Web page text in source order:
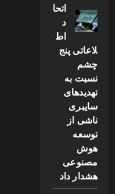
اتحا
د
اط
لاعاتی پنج
چشم
نسبت به
تهدیدهای
سایبری
ناشی از
توسعه
هوش
مصنوعی
هشدار داد